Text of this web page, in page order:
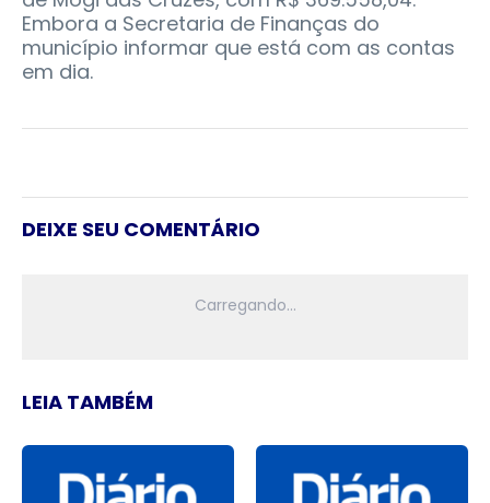
Embora a Secretaria de Finanças do
município informar que está com as contas
em dia.
DEIXE SEU COMENTÁRIO
LEIA TAMBÉM